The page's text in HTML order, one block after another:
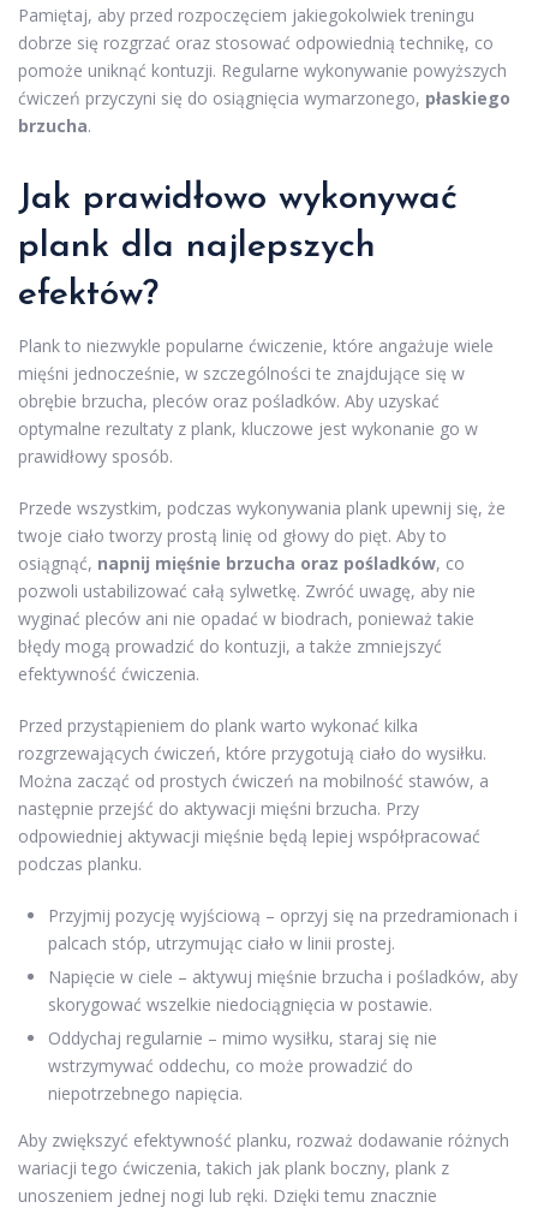
Pamiętaj, aby przed rozpoczęciem jakiegokolwiek treningu
dobrze się rozgrzać oraz stosować odpowiednią technikę, co
pomoże uniknąć kontuzji. Regularne wykonywanie powyższych
ćwiczeń przyczyni się do osiągnięcia wymarzonego, płaskiego
brzucha.
Jak prawidłowo wykonywać
plank dla najlepszych
efektów?
Plank to niezwykle popularne ćwiczenie, które angażuje wiele
mięśni jednocześnie, w szczególności te znajdujące się w
obrębie brzucha, pleców oraz pośladków. Aby uzyskać
optymalne rezultaty z plank, kluczowe jest wykonanie go w
prawidłowy sposób.
Przede wszystkim, podczas wykonywania plank upewnij się, że
twoje ciało tworzy prostą linię od głowy do pięt. Aby to
osiągnąć, napnij mięśnie brzucha oraz pośladków, co
pozwoli ustabilizować całą sylwetkę. Zwróć uwagę, aby nie
wyginać pleców ani nie opadać w biodrach, ponieważ takie
błędy mogą prowadzić do kontuzji, a także zmniejszyć
efektywność ćwiczenia.
Przed przystąpieniem do plank warto wykonać kilka
rozgrzewających ćwiczeń, które przygotują ciało do wysiłku.
Można zacząć od prostych ćwiczeń na mobilność stawów, a
następnie przejść do aktywacji mięśni brzucha. Przy
odpowiedniej aktywacji mięśnie będą lepiej współpracować
podczas planku.
Przyjmij pozycję wyjściową – oprzyj się na przedramionach i
palcach stóp, utrzymując ciało w linii prostej.
Napięcie w ciele – aktywuj mięśnie brzucha i pośladków, aby
skorygować wszelkie niedociągnięcia w postawie.
Oddychaj regularnie – mimo wysiłku, staraj się nie
wstrzymywać oddechu, co może prowadzić do
niepotrzebnego napięcia.
Aby zwiększyć efektywność planku, rozważ dodawanie różnych
wariacji tego ćwiczenia, takich jak plank boczny, plank z
unoszeniem jednej nogi lub ręki. Dzięki temu znacznie